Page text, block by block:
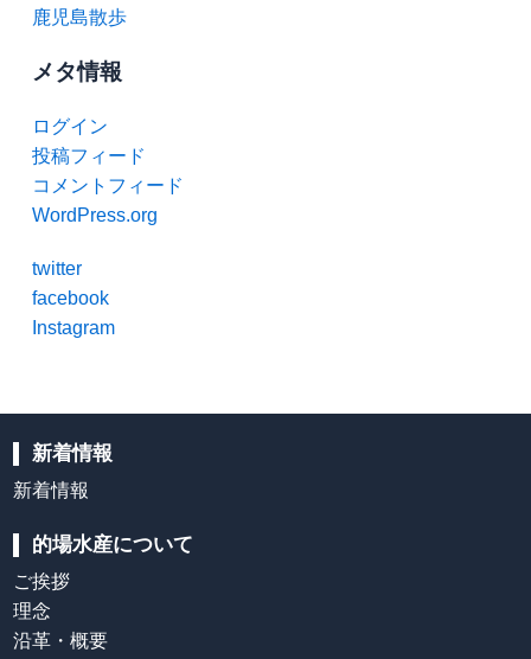
鹿児島散歩
メタ情報
ログイン
投稿フィード
コメントフィード
WordPress.org
twitter
facebook
Instagram
新着情報
新着情報
的場水産について
ご挨拶
理念
沿革・概要